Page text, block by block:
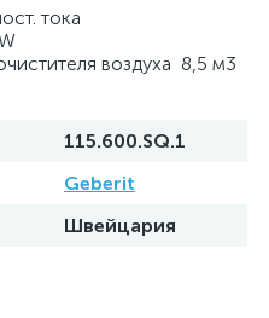
тока
воздуха 8,5 м3
115.600.SQ.1
Geberit
Швейцария